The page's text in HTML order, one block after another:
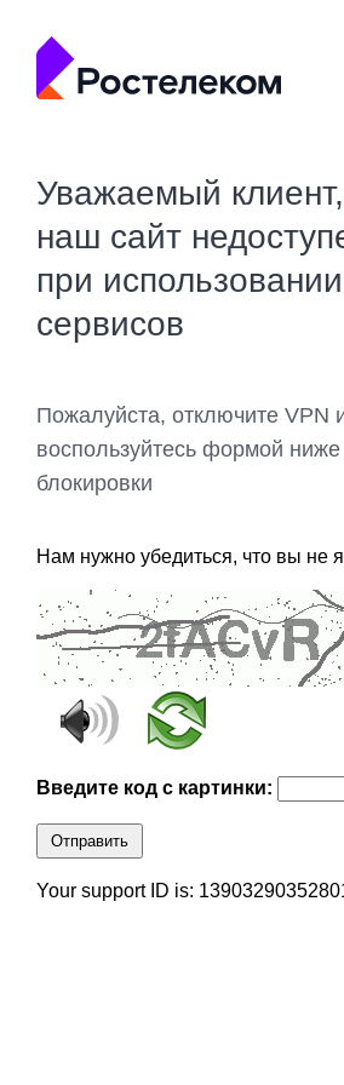
Уважаемый клиент,
наш сайт
при
сервисов
Пожалуйста, отключите VPN
воспользуйтесь формой
блокировки
Нам нужно убедиться, что вы не
Введите код с картинки:
Отправить
Your support ID is: